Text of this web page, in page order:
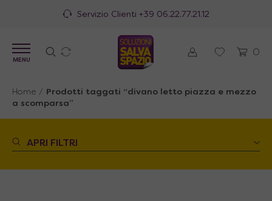
Servizio Clienti +39 06.22.77.21.12
0
MENU
Home /
Prodotti taggati “divano letto piazza e mezzo
a scomparsa”
APRI FILTRI